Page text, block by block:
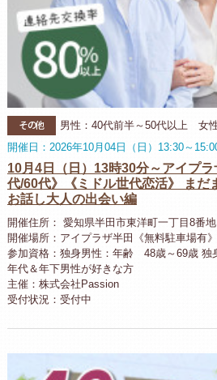
その他
男性：40代前半～50代以上 女
開催日：2026年10月04日（日）13:30～
10月4日（日）13時30分～アイプ
代/60代》《ミドル世代恋活》 まだ
お話し大人の出会い編
開催住所： 愛知県半田市東洋町一丁目8番地
開催場所：アイプラザ半田《無料駐車場有》
参加資格：独身男性：年齢 48歳～69歳
年代＆年下男性が好きな方
主催：株式会社Passion
受付状況：受付中